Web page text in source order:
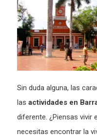
Sin duda alguna, las
las actividades en
diferente. ¿Piensas vivir
necesitas encontrar la